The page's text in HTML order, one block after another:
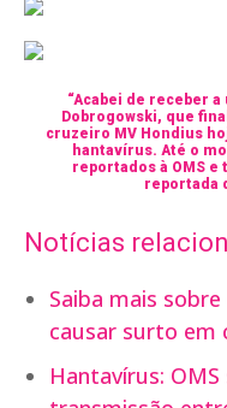
“Acabei de receber
Dobrogowski, que
cruzeiro MV Hondius
hantavírus. Até o
reportados à OMS
reportada
Notícias
Saiba mais
causar surto em
Hantavírus: